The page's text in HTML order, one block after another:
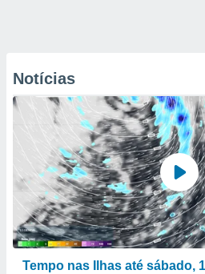
Notícias
Tempo nas Ilhas até sábado,